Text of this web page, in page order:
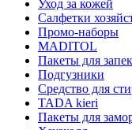
Уход за кожей
Салфетки
Промо-наборы
MADITOL
Пакеты для
Подгузники
Средство для
TADA kieri
Пакеты для